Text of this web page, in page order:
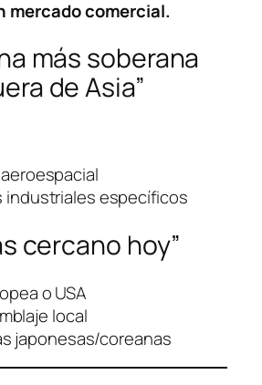
mercado comercial.
más soberana
de Asia”
industriales específicos
cercano hoy”
o USA
local
japonesas/coreanas